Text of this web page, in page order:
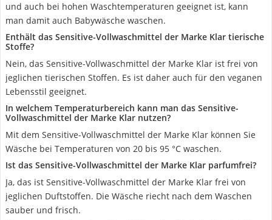
und auch bei hohen Waschtemperaturen geeignet ist, kann
man damit auch Babywäsche waschen.
Enthält das Sensitive-Vollwaschmittel der Marke Klar tierische
Stoffe?
Nein, das Sensitive-Vollwaschmittel der Marke Klar ist frei von
jeglichen tierischen Stoffen. Es ist daher auch für den veganen
Lebensstil geeignet.
In welchem Temperaturbereich kann man das Sensitive-
Vollwaschmittel der Marke Klar nutzen?
Mit dem Sensitive-Vollwaschmittel der Marke Klar können Sie
Wäsche bei Temperaturen von 20 bis 95 °C waschen.
Ist das Sensitive-Vollwaschmittel der Marke Klar parfumfrei?
Ja, das ist Sensitive-Vollwaschmittel der Marke Klar frei von
jeglichen Duftstoffen. Die Wäsche riecht nach dem Waschen
sauber und frisch.